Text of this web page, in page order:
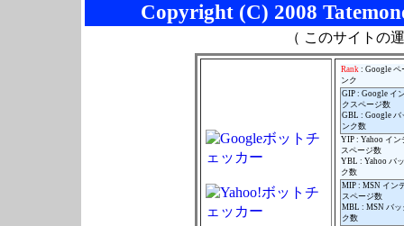
Copyright (C) 2008
（ このサイトの
Rank : Google ペ
ンク
GIP : Google イ
クスページ数
GBL : Google バ
ンク数
YIP : Yahoo イン
スページ数
YBL : Yahoo バ
ク数
MIP : MSN イン
スページ数
MBL : MSN バッ
ク数